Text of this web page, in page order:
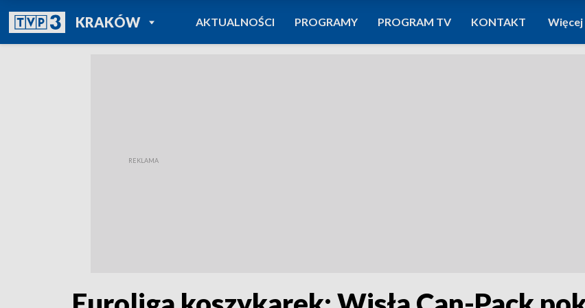
KRAKÓWPOWRÓT DO
TVP REGIONY
AKTUALNOŚCI PROGRAMY PROGRAM TV KONTAKT Więcej